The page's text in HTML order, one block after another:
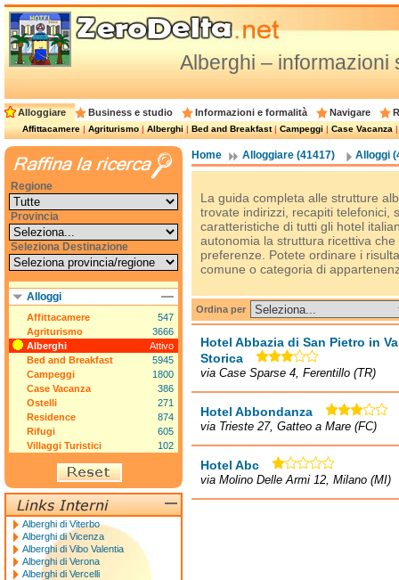
Alberghi – informazioni
Alloggiare Business e studio Informazioni e formalità Navigare
Affittacamere|Agriturismo|Alberghi|Bed and Breakfast|Campeggi|Case Vacanza
Home Alloggiare (41417) Alloggi
La guida completa alle strutture
trovate indirizzi, recapiti telefonici,
caratteristiche di tutti gli hotel
autonomia la struttura ricettiva
preferenze. Potete ordinare i
comune o categoria di
Ordina per
Hotel Abbazia di San Pietro in
Storica
via Case Sparse 4, Ferentillo (TR)
Hotel Abbondanza
via Trieste 27, Gatteo a Mare (FC)
Hotel Abc
via Molino Delle Armi 12, Milano (MI)
Regione
Provincia
Seleziona Destinazione
Alloggi
Affittacamere
547
Agriturismo
3666
Alberghi
Attivo
Bed and Breakfast
5945
Campeggi
1800
Case Vacanza
386
Ostelli
271
Residence
874
Rifugi
605
Villaggi Turistici
102
Alberghi di Viterbo
Alberghi di Vicenza
Alberghi di Vibo Valentia
Alberghi di Verona
Alberghi di Vercelli